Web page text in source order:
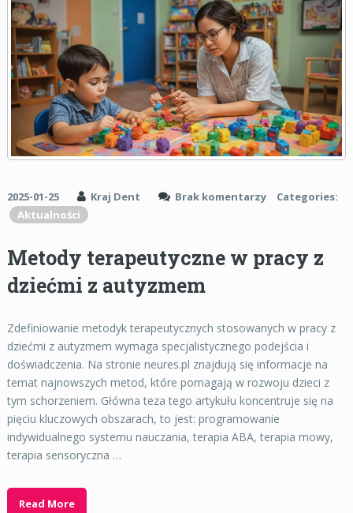
2025-01-25 Kraj Dent Brak komentarzy
Categories:
Aktualności
Metody terapeutyczne w pracy z
dziećmi z autyzmem
Zdefiniowanie metodyk terapeutycznych stosowanych w pracy z
dziećmi z autyzmem wymaga specjalistycznego podejścia i
doświadczenia. Na stronie neures.pl znajdują się informacje na
temat najnowszych metod, które pomagają w rozwoju dzieci z
tym schorzeniem. Główna teza tego artykułu koncentruje się na
pięciu kluczowych obszarach, to jest: programowanie
indywidualnego systemu nauczania, terapia ABA, terapia mowy,
terapia sensoryczna …
Read More